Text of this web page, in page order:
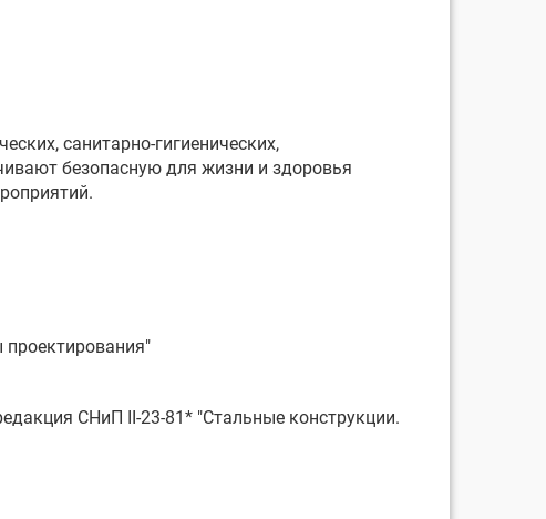
санитарно-гигиенических,
безопасную для жизни и здоровья
СНиП II-23-81* "Стальные конструкции.